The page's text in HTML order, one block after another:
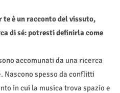
te è un racconto del vissuto,
di sé: potresti definirla come
accomunati da una ricerca
Nascono spesso da conflitti
in cui la musica trova spazio e